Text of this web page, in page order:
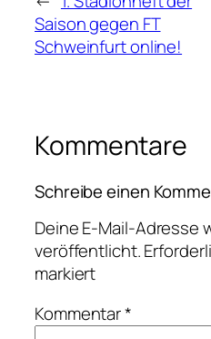
Saison gegen FT
Schweinfurt online!
Kommentare
Schreibe einen
Deine E-Mail-Adresse
veröffentlicht.
markiert
Kommentar*